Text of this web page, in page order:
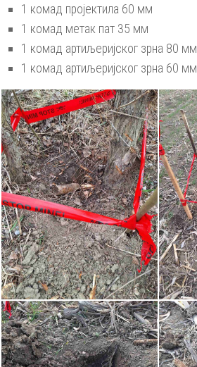
1 комад пројектила 60 мм
1 комад метак пат 35 мм
1 комад артиљеријског зрна 80 мм
1 комад артиљеријског зрна 60 мм